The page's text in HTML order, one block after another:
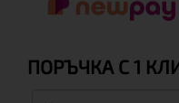
ПОРЪЧКА С 1